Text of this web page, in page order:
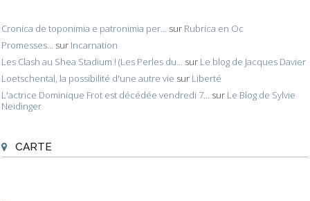
Cronica de toponimia e patronimia per... sur Rubrica en Oc
Promesses... sur Incarnation
Les Clash au Shea Stadium ! (Les Perles du... sur Le blog de Jacques Davier
Loetschental, la possibilité d'une autre vie sur Liberté
L'actrice Dominique Frot est décédée vendredi 7... sur Le Blog de Sylvie
Neidinger
CARTE